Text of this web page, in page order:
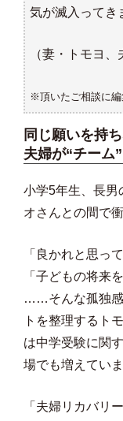
気が滅入ってき
（妻・トモヨ、
※頂いたご相談に編
同じ願いを持
夫婦が“チーム
小学5年生、長男
オさんとの間で
「良かれと思っ
「子どもの将来
……そんな孤独感
トを整理するト
は中学受験に関
場でも増えていま
「夫婦リカバリ